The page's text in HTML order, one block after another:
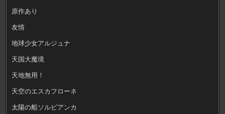
原作あり
友情
地球少女アルジュナ
天国大魔境
天地無用！
天空のエスカフローネ
太陽の船ソルビアンカ